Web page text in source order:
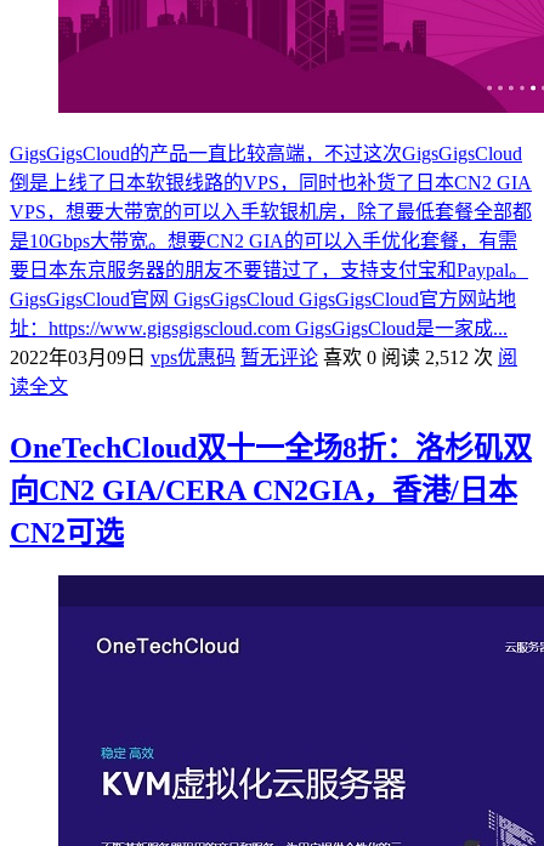
GigsGigsCloud的产品一直比较高端，不过这次GigsGigsCloud
倒是上线了日本软银线路的VPS，同时也补货了日本CN2 GIA
VPS，想要大带宽的可以入手软银机房，除了最低套餐全部都
是10Gbps大带宽。想要CN2 GIA的可以入手优化套餐，有需
要日本东京服务器的朋友不要错过了，支持支付宝和Paypal。
GigsGigsCloud官网 GigsGigsCloud GigsGigsCloud官方网站地
址：https://www.gigsgigscloud.com GigsGigsCloud是一家成...
2022年03月09日 vps优惠码 暂无评论 喜欢 0 阅读 2,512 次 阅
读全文
OneTechCloud双十一全场8折：洛杉矶双
向CN2 GIA/CERA CN2GIA，香港/日本
CN2可选